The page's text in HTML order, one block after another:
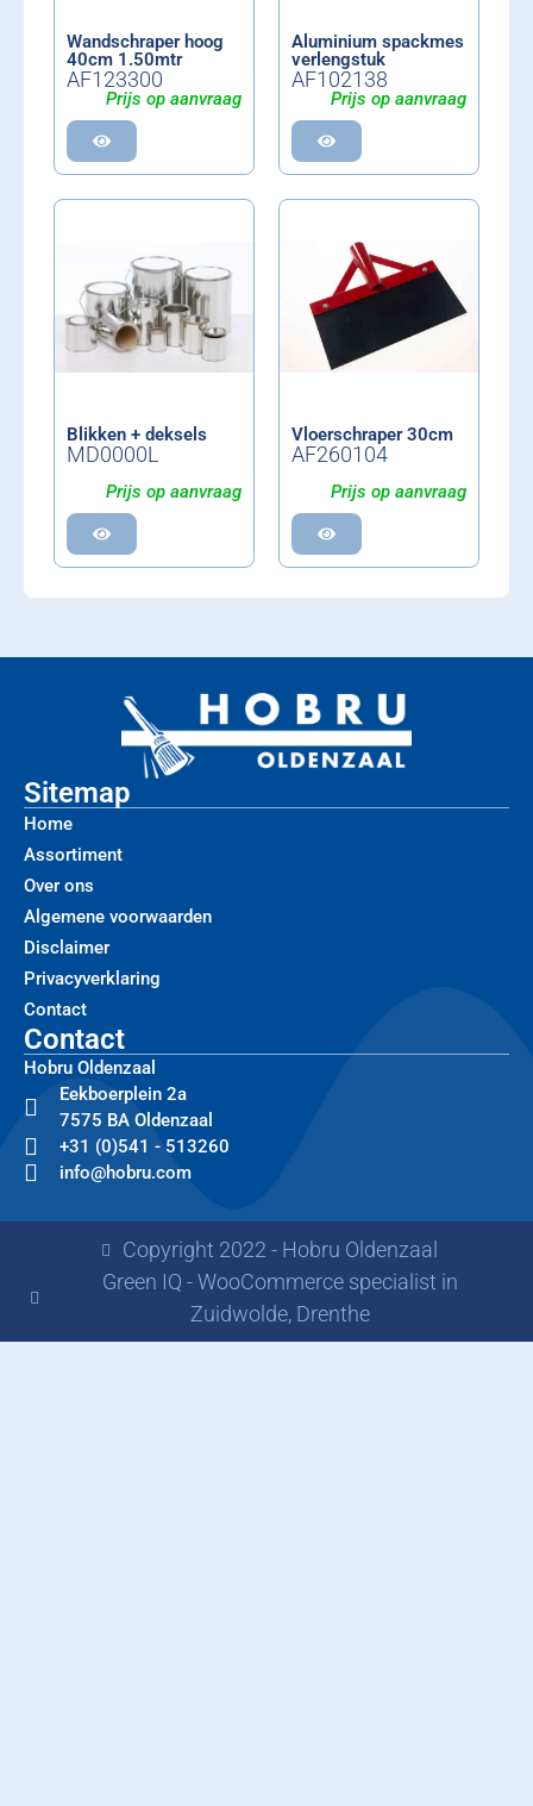
Wandschraper hoog
40cm 1.50mtr
AF123300
Prijs op aanvraag
Aluminium spackmes
verlengstuk
AF102138
Prijs op aanvraag
Blikken + deksels
MD0000L
Prijs op aanvraag
Vloerschraper 30cm
AF260104
Prijs op aanvraag
Sitemap
Home
Assortiment
Over ons
Algemene voorwaarden
Disclaimer
Privacyverklaring
Contact
Contact
Hobru Oldenzaal
Eekboerplein 2a
7575 BA Oldenzaal
+31 (0)541 - 513260
info@hobru.com
Copyright 2022 - Hobru Oldenzaal
Green IQ - WooCommerce specialist in
Zuidwolde, Drenthe